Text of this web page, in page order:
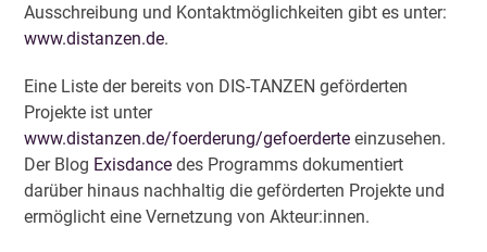
Ausschreibung und Kontaktmöglichkeiten gibt es unter:
www.distanzen.de.
Eine Liste der bereits von DIS-TANZEN geförderten
Projekte ist unter
www.distanzen.de/foerderung/gefoerderte einzusehen.
Der Blog Exisdance des Programms dokumentiert
darüber hinaus nachhaltig die geförderten Projekte und
ermöglicht eine Vernetzung von Akteur:innen.